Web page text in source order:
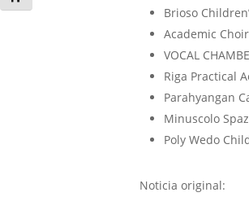
Brioso
Academic
VOCAL
Riga Practical
Parahyangan
Minuscolo
Poly Wedo
Noticia original: